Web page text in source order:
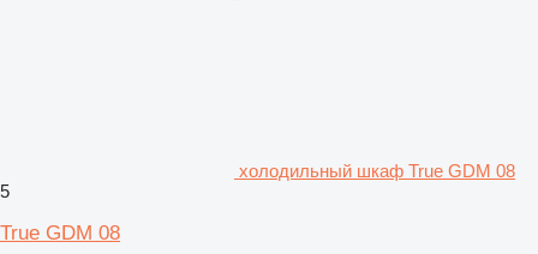
холодильный шкаф True GDM 08
5
True GDM 08